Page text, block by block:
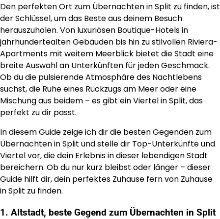
Den perfekten Ort zum Übernachten in Split zu finden, ist
der Schlüssel, um das Beste aus deinem Besuch
herauszuholen. Von luxuriösen Boutique-Hotels in
jahrhundertealten Gebäuden bis hin zu stilvollen Riviera-
Apartments mit weitem Meerblick bietet die Stadt eine
breite Auswahl an Unterkünften für jeden Geschmack.
Ob du die pulsierende Atmosphäre des Nachtlebens
suchst, die Ruhe eines Rückzugs am Meer oder eine
Mischung aus beidem – es gibt ein Viertel in Split, das
perfekt zu dir passt.
In diesem Guide zeige ich dir die besten Gegenden zum
Übernachten in Split und stelle dir Top-Unterkünfte und
Viertel vor, die dein Erlebnis in dieser lebendigen Stadt
bereichern. Ob du nur kurz bleibst oder länger – dieser
Guide hilft dir, dein perfektes Zuhause fern von Zuhause
in Split zu finden.
1. Altstadt, beste Gegend zum Übernachten in Split